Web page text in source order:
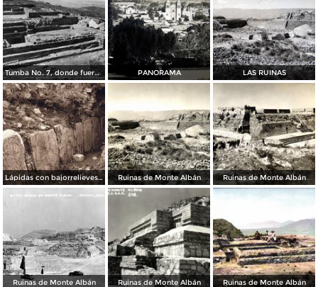
Tumba No. 7, donde fueron encontradas las joyas PANORAMA LAS RUINAS
Lápidas con bajorrelieves (circa 1920) Ruinas de Monte Albán Ruinas de Monte Albán
Ruinas de Monte Albán Ruinas de Monte Albán Ruinas de Monte Albán